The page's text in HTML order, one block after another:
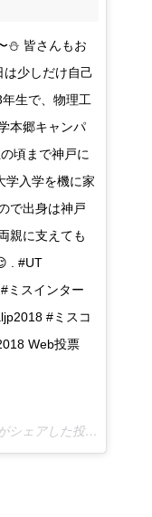
⛄️ 皆さんもお
少しだけ自己
生で、物理工
本郷キャンパ
頃まで神戸に
学入学を機に家
で出身は神戸
親に支えても
. #UT
ミスインター
#ミスコ
Web投票
杉本雛乃さん(@hinano_sugimoto)がシェアした投稿 –